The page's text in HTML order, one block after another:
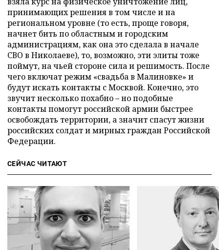
принимающих решения в том числе и на
региональном уровне (то есть, проще говоря,
начнет бить по областным и городским
администрациям, как она это сделала в начале
СВО в Николаеве), то, возможно, эти элиты тоже
поймут, на чьей стороне сила и решимость. После
чего включат режим «свадьба в Малиновке» и
будут искать контакты с Москвой. Конечно, это
звучит несколько похабно – но подобные
контакты помогут российской армии быстрее
освобождать территории, а значит спасут жизни
российских солдат и мирных граждан Российской
Федерации.
СЕЙЧАС ЧИТАЮТ